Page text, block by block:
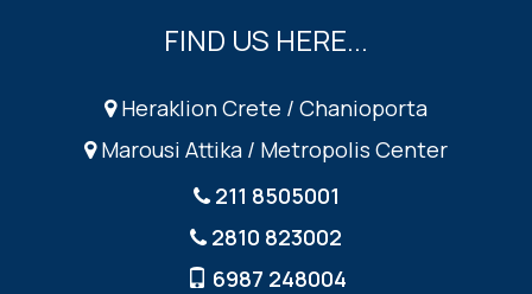
FIND US HERE...
Heraklion Crete / Chanioporta
Marousi Attika / Metropolis Center
211 8505001
2810 823002
6987 248004